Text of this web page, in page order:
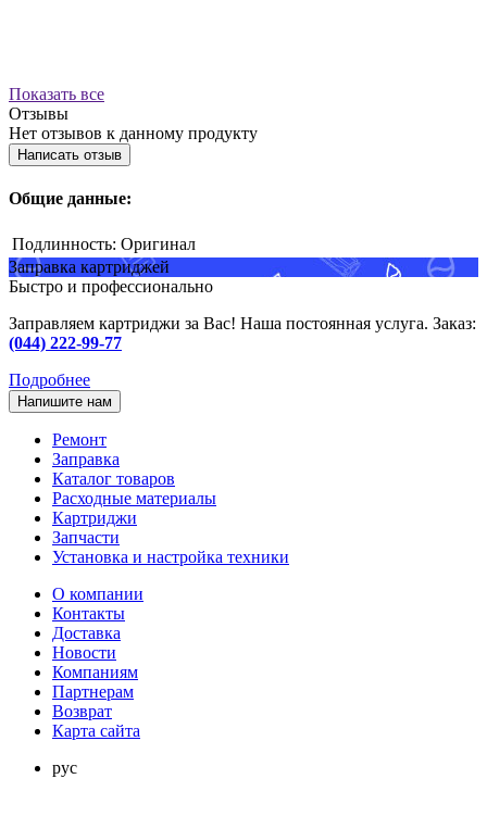
Показать все
Отзывы
Нет отзывов к данному продукту
Написать отзыв
Общие данные:
Подлинность: Оригинал
Заправка картриджей
Быстро и профессионально
Заправляем картриджи за Вас! Наша постоянная услуга. Заказ:
(044) 222-99-77
Подробнее
Напишите нам
Ремонт
Заправка
Каталог товаров
Расходные материалы
Картриджи
Запчасти
Установка и настройка техники
О компании
Контакты
Доставка
Новости
Компаниям
Партнерам
Возврат
Карта сайта
рус